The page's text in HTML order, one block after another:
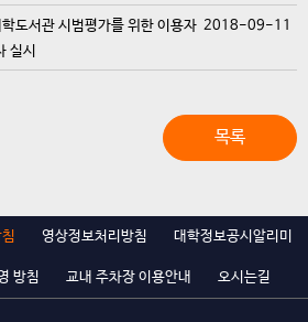
도서관 시범평가를 위한 이용자
실시
2018-09-11
목록
영상정보처리방침 대학정보공시알리미
방침 교내 주차장 이용안내 오시는길